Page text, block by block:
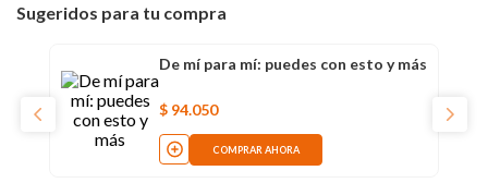
Sugeridos para tu compra
De mí para mí: puedes con esto y más
$ 94.050
COMPRAR AHORA